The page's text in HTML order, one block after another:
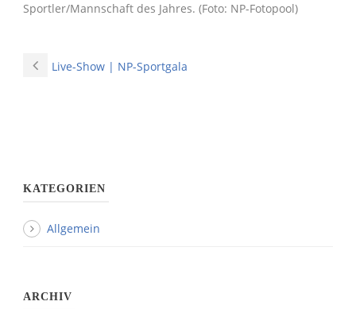
Sportler/Mannschaft des Jahres. (Foto: NP-Fotopool)
Live-Show | NP-Sportgala
KATEGORIEN
Allgemein
ARCHIV